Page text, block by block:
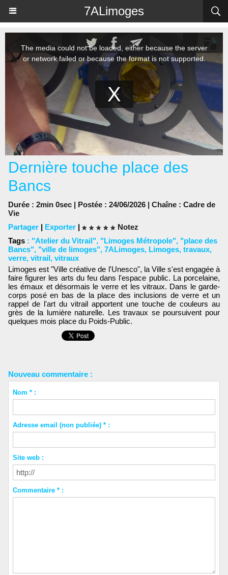
7ALimoges
Dernière touche place des
Bancs
Durée : 2min 0sec | Postée : 24/06/2026 | Chaîne : Cadre de
Vie
Partager | Exporter |
Notez
Tags : "Atelier du Vitrail", "Limoges Métropole", "place des
Bancs", "ville de limoges", 7ALimoges, Limoges, travaux,
verre, vitrail, vitraux
Limoges est "Ville créative de l'Unesco", la Ville s'est engagée à
faire figurer les arts du feu dans l'espace public. La porcelaine,
les émaux et désormais le verre et les vitraux. Dans le garde-
corps posé en bas de la place des inclusions de verre et un
rappel de l'art du vitrail apportent une touche de couleurs au
grès de la lumière naturelle. Les travaux se poursuivent pour
quelques mois place du Poids-Public.
Nouveau commentaire :
Nom * :
Adresse email (non publiée) * :
Site web :
Commentaire * :